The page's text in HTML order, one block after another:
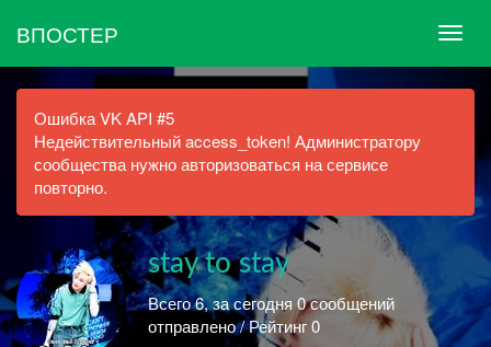
ВПОСТЕР
Ошибка VK API #5
Недействительный access_token! Администратору
сообщества нужно авторизоваться на сервисе
повторно.
stay to stay
Всего 6, за сегодня 0 сообщений
отправлено / Рейтинг 0